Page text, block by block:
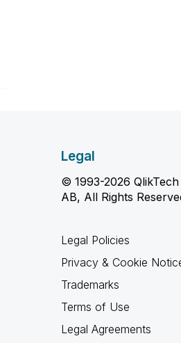
Legal
© 1993-2026
AB, All Rights
Legal Policies
Privacy & Cookie
Trademarks
Terms of Use
Legal Agreements